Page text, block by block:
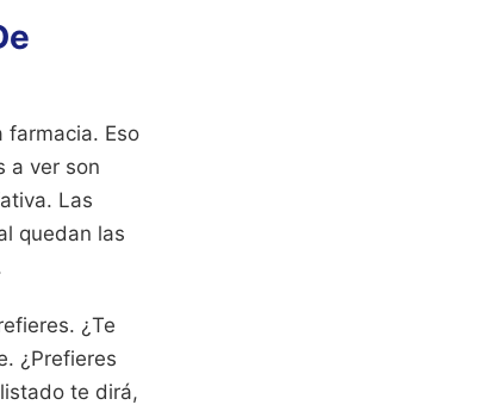
farmacia. Eso
a ver son
Las
quedan las
¿Te
¿Prefieres
te dirá,